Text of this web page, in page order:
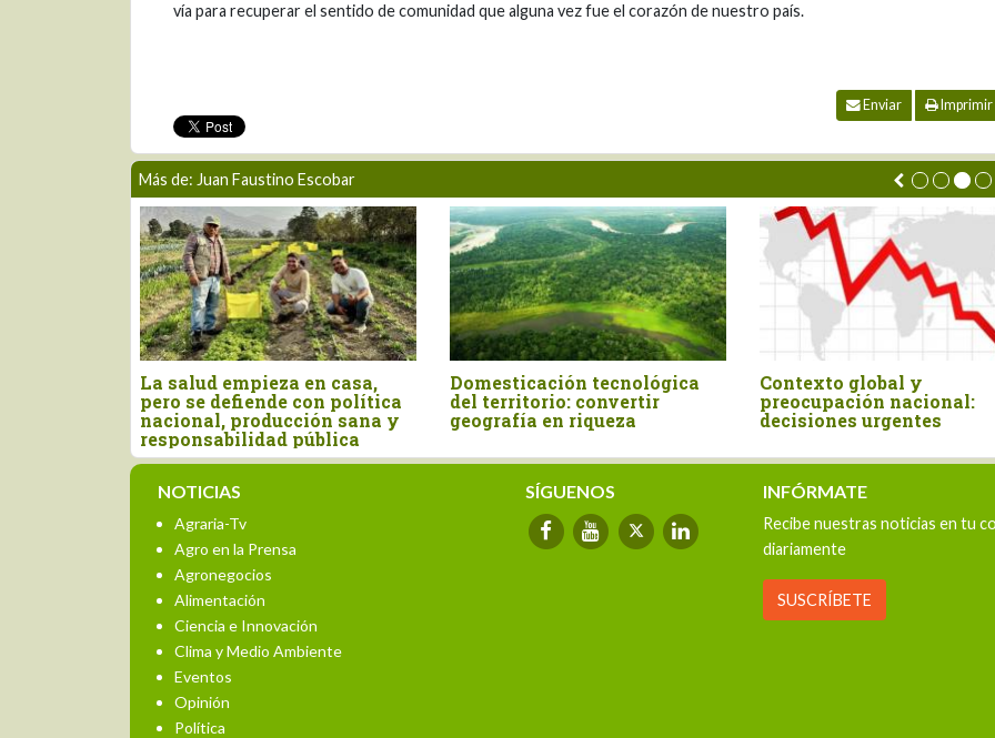
vía para recuperar el sentido de comunidad que alguna vez fue el corazón de nuestro país.
Enviar Imprimir
Más de: Juan Faustino Escobar
Manifiesto por el Agro
Peruano
El Perú en la encrucijada: el
problema y la solución es el
Estado
La pobreza que no
cifras oficiales y la
de una transformación
NOTICIAS
Agraria-Tv
Agro en la Prensa
Agronegocios
Alimentación
Ciencia e Innovación
Clima y Medio Ambiente
Eventos
Opinión
Política
SÍGUENOS INFÓRMATE
Recibe nuestras noticias en tu
diariamente
SUSCRÍBETE